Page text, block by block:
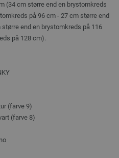
(34 cm større end en brystomkreds
på 96 cm - 27 cm større end
end en brystomkreds på 116
på 128 cm).
(farve 9)
(farve 8)